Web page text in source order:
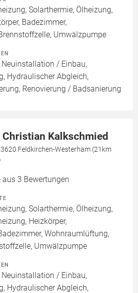
Solarthermie, Ölheizung,
Badezimmer,
Umwälzpumpe
Neuinstallation / Einbau,
Hydraulischer Abgleich,
Renovierung / Badsanierung
Kalkschmied
Feldkirchen-Westerham (21km
aus 3 Bewertungen
Solarthermie, Ölheizung,
Heizkörper,
Wohnraumlüftung,
Umwälzpumpe
Neuinstallation / Einbau,
Hydraulischer Abgleich,